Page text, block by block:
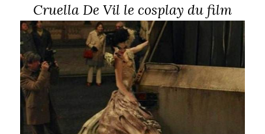
Cruella De Vil le cosplay du film